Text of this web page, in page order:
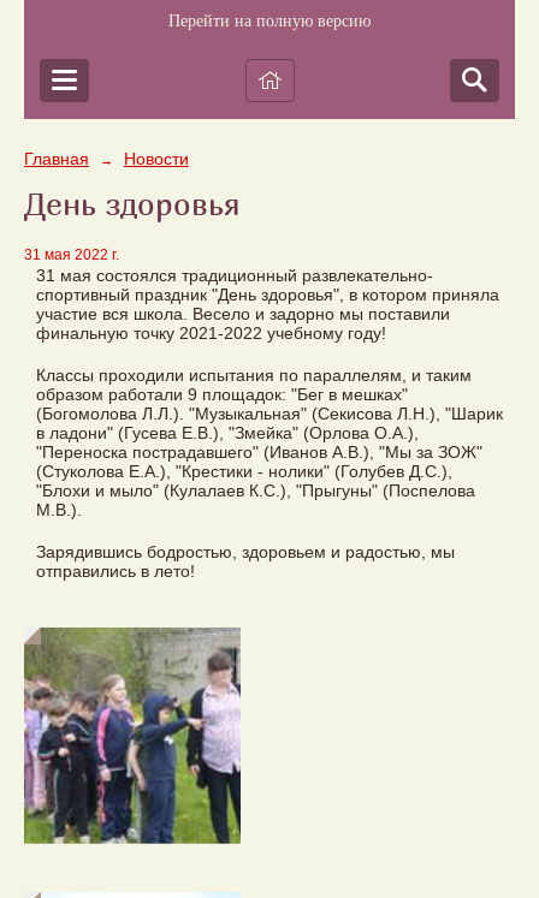
Перейти на полную версию
Главная → Новости
День здоровья
31 мая 2022 г.
31 мая состоялся традиционный развлекательно-
спортивный праздник "День здоровья", в котором приняла
участие вся школа. Весело и задорно мы поставили
финальную точку 2021-2022 учебному году!
Классы проходили испытания по параллелям, и таким
образом работали 9 площадок: "Бег в мешках"
(Богомолова Л.Л.). "Музыкальная" (Секисова Л.Н.), "Шарик
в ладони" (Гусева Е.В.), "Змейка" (Орлова О.А.),
"Переноска пострадавшего" (Иванов А.В.), "Мы за ЗОЖ"
(Стуколова Е.А.), "Крестики - нолики" (Голубев Д.С.),
"Блохи и мыло" (Кулалаев К.С.), "Прыгуны" (Поспелова
М.В.).
Зарядившись бодростью, здоровьем и радостью, мы
отправились в лето!